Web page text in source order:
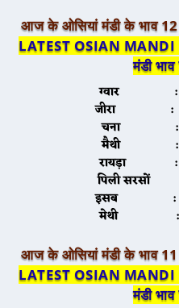
आज के ओसियां मंडी के भाव
LATEST OSIAN
मंडी
ग्वार :
जीरा :
चना
मैथी
रायड़ा :
पिली
इसब :
मेथी
आज के ओसियां मंडी के भाव
LATEST OSIAN
मंडी